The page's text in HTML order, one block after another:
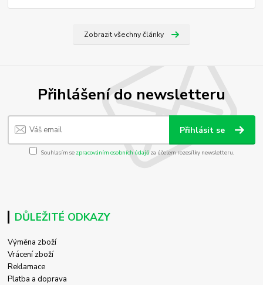
Zobrazit všechny články
Přihlášení do newsletteru
Přihlásit se
Souhlasím se zpracováním osobních údajůza účelem rozesílky newsletteru.
DŮLEŽITÉ ODKAZY
Výměna zboží
Vrácení zboží
Reklamace
Platba a doprava